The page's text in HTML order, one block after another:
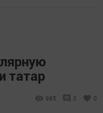
татар
985 0 0